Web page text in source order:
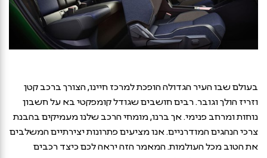
בעולם שבו העיר הגדולה הופכת למרכז חיינו, הצורך ברכב קטן
וזריז הולך וגובר. רבים חושבים שגודל קומפקטי בא על חשבון
נוחות ומרחב פנימי. אך ברנו, מומחי הרכב שלנו מעמיקים בהבנת
צרכי הנהגים המודרניים. אנו מציעים פתרונות יצירתיים המשלבים
את הטוב מכל העולמות. המאמר הזה יראה לכם כיצד רכבים